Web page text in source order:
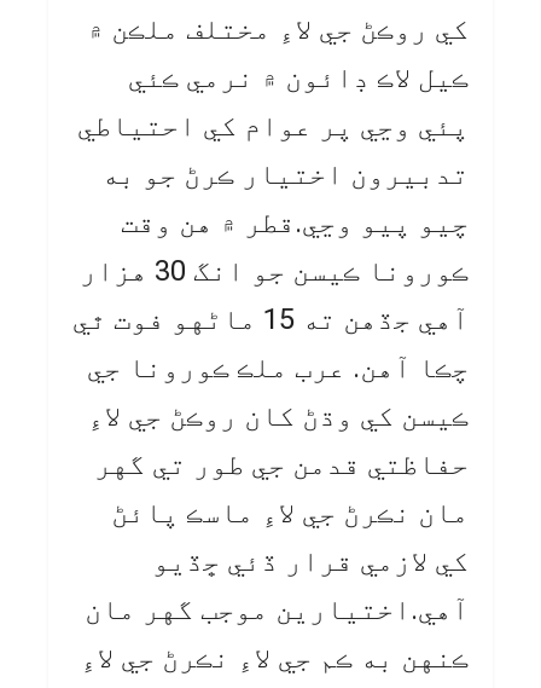
کي روڪڻ جي لاءِ مختلف ملڪن ۾
ڪيل لاڪ ڊائون ۾ نرمي ڪئي
پئي وڃي پر عوام کي احتياطي
تدبيرون اختيار ڪرڻ جو به
چيو پيو وڃي.قطر ۾ هن وقت
ڪورونا ڪيسن جو انگ 30 هزار
آهي جڏهن ته 15 ماڻهو فوت ٿي
چڪا آهن. عرب ملڪ ڪورونا جي
ڪيسن کي وڌڻ کان روڪڻ جي لاءِ
حفاظتي قدمن جي طور تي گهر
مان نڪرڻ جي لاءِ ماسڪ پائڻ
کي لازمي قرار ڏئي ڇڏيو
آهي.اختيارين موجب گهر مان
ڪنهن به ڪم جي لاءِ نڪرڻ جي لاءِ